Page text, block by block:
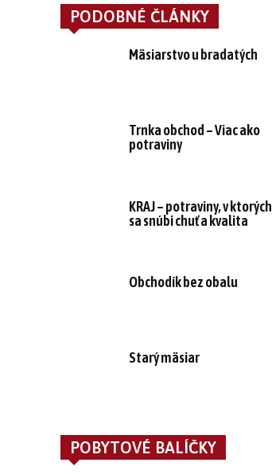
PODOBNÉ ČLÁNKY
Mäsiarstvo u bradatých
Trnka obchod – Viac ako
potraviny
KRAJ – potraviny, v ktorých
sa snúbi chuť a kvalita
Obchodík bez obalu
Starý mäsiar
POBYTOVÉ BALÍČKY